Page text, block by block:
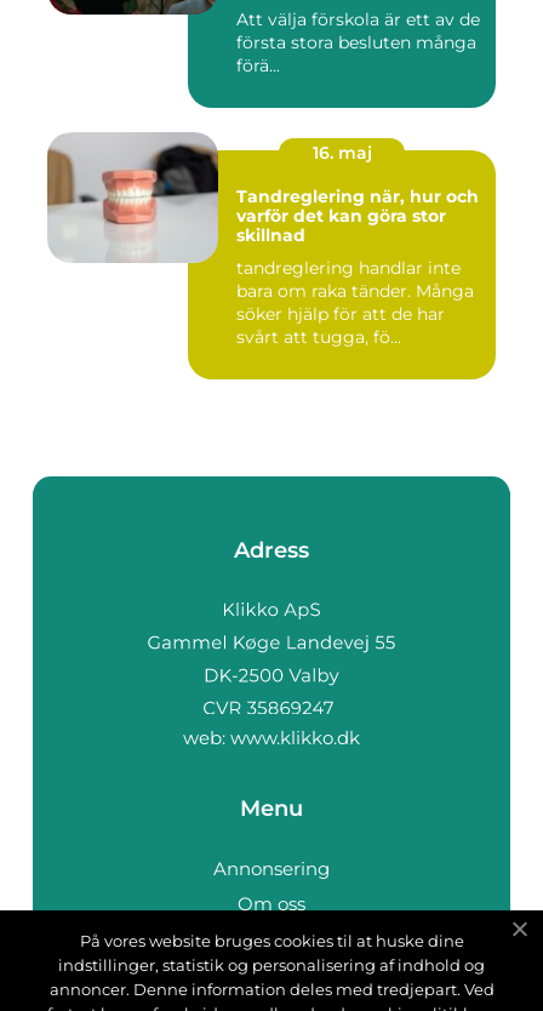
Att välja förskola är ett av de
första stora besluten många
förä...
16. maj
Tandreglering när, hur och
varför det kan göra stor
skillnad
tandreglering handlar inte
bara om raka tänder. Många
söker hjälp för att de har
svårt att tugga, fö...
Adress
web: www.klikko.dk
Menu
Annonsering
Om oss
Cookies
Kontakta oss
På vores website bruges cookies til at huske dine
indstillinger, statistik og personalisering af indhold og
annoncer. Denne information deles med tredjepart. Ved